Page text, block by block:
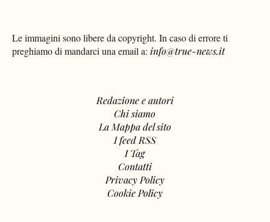
Le immagini sono libere da copyright. In caso di errore ti
preghiamo di mandarci una email a: info@true-news.it
Redazione e autori
Chi siamo
La Mappa del sito
I feed RSS
I Tag
Contatti
Privacy Policy
Cookie Policy